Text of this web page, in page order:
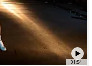
01:54